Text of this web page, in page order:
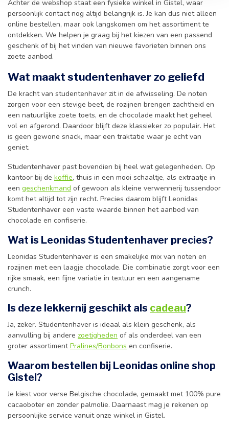
Achter de webshop staat een fysieke winkel in Gistel, waar
persoonlijk contact nog altijd belangrijk is. Je kan dus niet alleen
online bestellen, maar ook langskomen om het assortiment te
ontdekken. We helpen je graag bij het kiezen van een passend
geschenk of bij het vinden van nieuwe favorieten binnen ons
zoete aanbod.
Wat maakt studentenhaver zo geliefd
De kracht van studentenhaver zit in de afwisseling. De noten
zorgen voor een stevige beet, de rozijnen brengen zachtheid en
een natuurlijke zoete toets, en de chocolade maakt het geheel
vol en afgerond. Daardoor blijft deze klassieker zo populair. Het
is geen gewone snack, maar een traktatie waar je echt van
geniet.
Studentenhaver past bovendien bij heel wat gelegenheden. Op
kantoor bij de koffie, thuis in een mooi schaaltje, als extraatje in
een geschenkmand of gewoon als kleine verwennerij tussendoor
komt het altijd tot zijn recht. Precies daarom blijft Leonidas
Studentenhaver een vaste waarde binnen het aanbod van
chocolade en confiserie.
Wat is Leonidas Studentenhaver precies?
Leonidas Studentenhaver is een smakelijke mix van noten en
rozijnen met een laagje chocolade. Die combinatie zorgt voor een
rijke smaak, een fijne variatie in textuur en een aangename
crunch.
Is deze lekkernij geschikt als cadeau?
Ja, zeker. Studentenhaver is ideaal als klein geschenk, als
aanvulling bij andere zoetigheden of als onderdeel van een
groter assortimentPralines/Bonbons en confiserie.
Waarom bestellen bij Leonidas online shop
Gistel?
Je kiest voor verse Belgische chocolade, gemaakt met 100% pure
cacaoboter en zonder palmolie. Daarnaast mag je rekenen op
persoonlijke service vanuit onze winkel in Gistel.